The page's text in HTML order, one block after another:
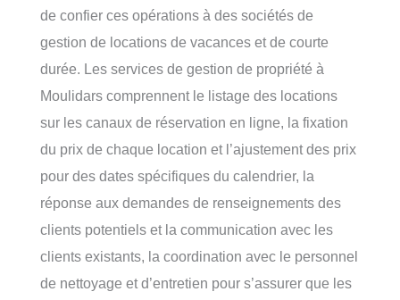
de confier ces opérations à des sociétés de
gestion de locations de vacances et de courte
durée. Les services de gestion de propriété à
Moulidars comprennent le listage des locations
sur les canaux de réservation en ligne, la fixation
du prix de chaque location et l’ajustement des prix
pour des dates spécifiques du calendrier, la
réponse aux demandes de renseignements des
clients potentiels et la communication avec les
clients existants, la coordination avec le personnel
de nettoyage et d’entretien pour s’assurer que les